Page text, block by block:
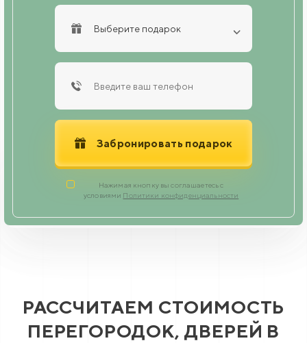
Выберите подарок
Забронировать подарок
Нажимая кнопку вы соглашаетесь с
условиями Политики конфиденциальности
РАССЧИТАЕМ СТОИМОСТЬ
ПЕРЕГОРОДОК, ДВЕРЕЙ В